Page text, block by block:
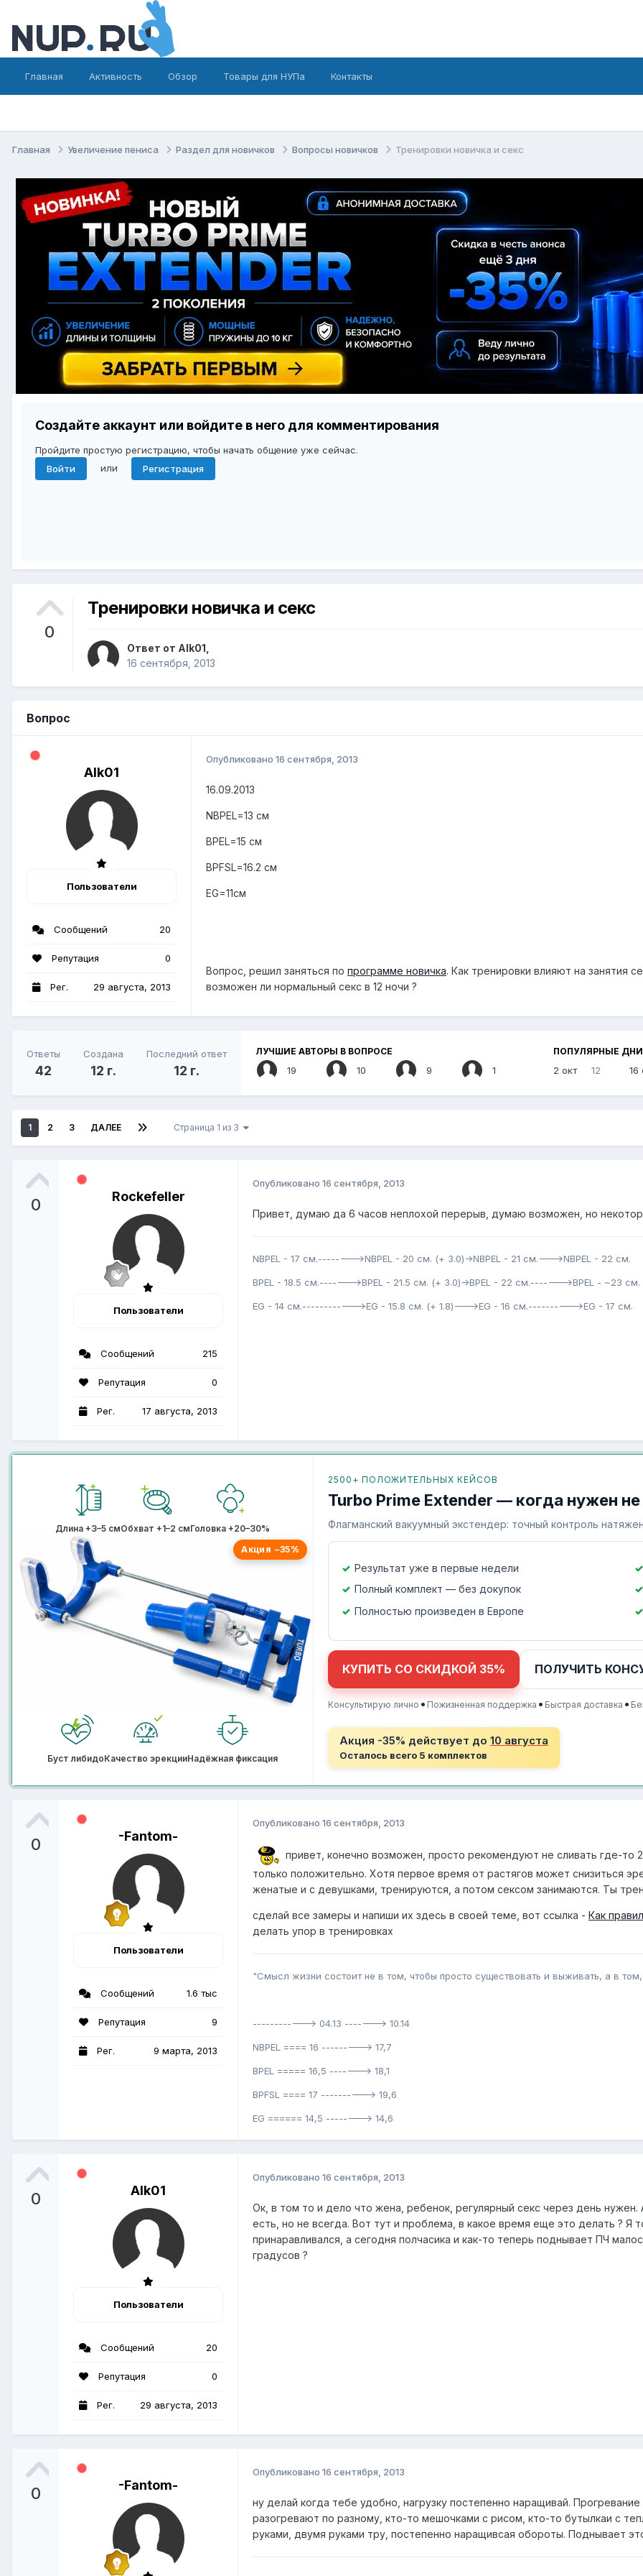
Главная Активность Обзор Товары для НУПа Контакты
Главная Увеличение пениса Раздел для новичков Вопросы новичков Тренировки новичка и секс
Создайте аккаунт или войдите в него для комментирования
Пройдите простую регистрацию, чтобы начать общение уже сейчас.
Войти
или Регистрация
0
Тренировки новичка и секс
Ответ от Alk01,
16 сентября, 2013
Вопрос
Alk01
Пользователи
Сообщений 20
Репутация 0
Рег. 29 августа, 2013
Опубликовано 16 сентября, 2013
16.09.2013
NBPEL=13 см
BPEL=15 см
BPFSL=16.2 см
EG=11см
Вопрос, решил заняться по программе новичка. Как тренировки влияют на занятия
возможен ли нормальный секс в 12 ночи ?
Ответы
42
Создана
12 г.
Последний ответ
12 г.
ЛУЧШИЕ АВТОРЫ В ВОПРОСЕ
19 10 9 1
ПОПУЛЯРНЫЕ ДНИ
2 окт 12 16
1 2 3 ДАЛЕЕ Страница 1 из 3
0 Rockefeller
Пользователи
Сообщений 215
Репутация 0
Рег. 17 августа, 2013
Опубликовано 16 сентября, 2013
Привет, думаю да 6 часов неплохой перерыв, думаю возможен, но
NBPEL - 17 см.-------->NBPEL - 20 см. (+ 3.0)->NBPEL - 21 см.--->NBPEL - 22 см.
BPEL - 18.5 см.------->BPEL - 21.5 см. (+ 3.0)->BPEL - 22 см.------->BPEL - ~23 см.
EG - 14 см.------------>EG - 15.8 см. (+ 1.8)--->EG - 16 см.---------->EG - 17 см.
Длина +3–5 смОбхват +1–2 смГоловка +20–30%
Акция −35%
Буст либидоКачество эрекцииНадёжная фиксация
2500+ ПОЛОЖИТЕЛЬНЫХ КЕЙСОВ
Turbo Prime Extender — когда нужен
Флагманский вакуумный экстендер: точный контроль
Результат уже в первые недели
Полный комплект — без докупок
Полностью произведен в Европе
КУПИТЬ СО СКИДКОЙ 35% ПОЛУЧИТЬ
Консультирую лично • Пожизненная поддержка • Быстрая доставка •
Акция -35% действует до 10 августа
Осталось всего 5 комплектов
0 -Fantom-
Пользователи
Сообщений 1.6 тыс
Репутация 9
Рег. 9 марта, 2013
Опубликовано 16 сентября, 2013
привет, конечно возможен, просто рекомендуют не сливать где-то
только положительно. Хотя первое время от растягов может снизиться
женатые и с девушками, тренируются, а потом сексом занимаются. Ты
сделай все замеры и напиши их здесь в своей теме, вот ссылка - Как
делать упор в тренировках
"Смысл жизни состоит не в том, чтобы просто существовать и выживать, а в
------------> 04.13 -------> 10.14
NBPEL ==== 16 ---------> 17,7
BPEL ===== 16,5 -------> 18,1
BPFSL ==== 17 ----------> 19,6
EG ====== 14,5 --------> 14,6
0 Alk01
Пользователи
Сообщений 20
Репутация 0
Рег. 29 августа, 2013
Опубликовано 16 сентября, 2013
Ок, в том то и дело что жена, ребенок, регулярный секс через день
есть, но не всегда. Вот тут и проблема, в какое время еще это делать ? Я
принаравливался, а сегодня полчасика и как-то теперь поднывает ПЧ
градусов ?
0 -Fantom-
Опубликовано 16 сентября, 2013
ну делай когда тебе удобно, нагрузку постепенно наращивай.
разогревают по разному, кто-то мешочками с рисом, кто-то бутылкаи с
руками, двумя руками тру, постепенно наращивсая обороты. Поднывает